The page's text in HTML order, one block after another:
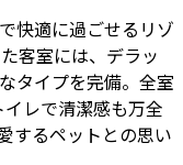
快適に過ごせるリゾ
客室には、デラッ
タイプを完備。全室
レで清潔感も万全
するペットとの思い